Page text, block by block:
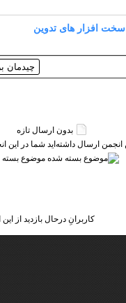
سخت افزار های تدوین
بدون ارسال تازه‌
شما در این
موضوع
کاربرانِ درحال بازدید از این